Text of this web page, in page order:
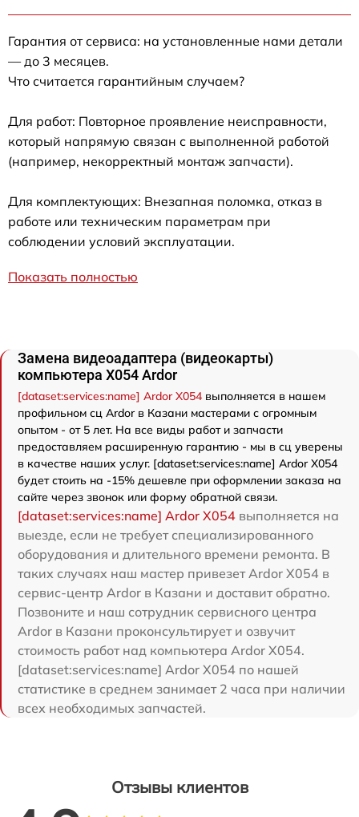
Гарантия от сервиса: на установленные нами детали
— до 3 месяцев.
Что считается гарантийным случаем?
Для работ: Повторное проявление неисправности,
который напрямую связан с выполненной работой
(например, некорректный монтаж запчасти).
Для комплектующих: Внезапная поломка, отказ в
работе или техническим параметрам при
соблюдении условий эксплуатации.
Показать полностью
Замена видеоадаптера (видеокарты)
компьютера X054 Ardor
[dataset:services:name] Ardor X054 выполняется в нашем
профильном сц Ardor в Казани мастерами с огромным
опытом - от 5 лет. На все виды работ и запчасти
предоставляем расширенную гарантию - мы в сц уверены
в качестве наших услуг. [dataset:services:name] Ardor X054
будет стоить на -15% дешевле при оформлении заказа на
сайте через звонок или форму обратной связи.
[dataset:services:name] Ardor X054 выполняется на
выезде, если не требует специализированного
оборудования и длительного времени ремонта. В
таких случаях наш мастер привезет Ardor X054 в
сервис-центр Ardor в Казани и доставит обратно.
Позвоните и наш сотрудник сервисного центра
Ardor в Казани проконсультирует и озвучит
стоимость работ над компьютера Ardor X054.
[dataset:services:name] Ardor X054 по нашей
статистике в среднем занимает 2 часа при наличии
всех необходимых запчастей.
Отзывы клиентов